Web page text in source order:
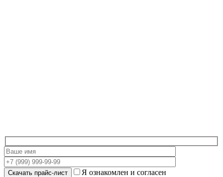
Я ознакомлен и согласен